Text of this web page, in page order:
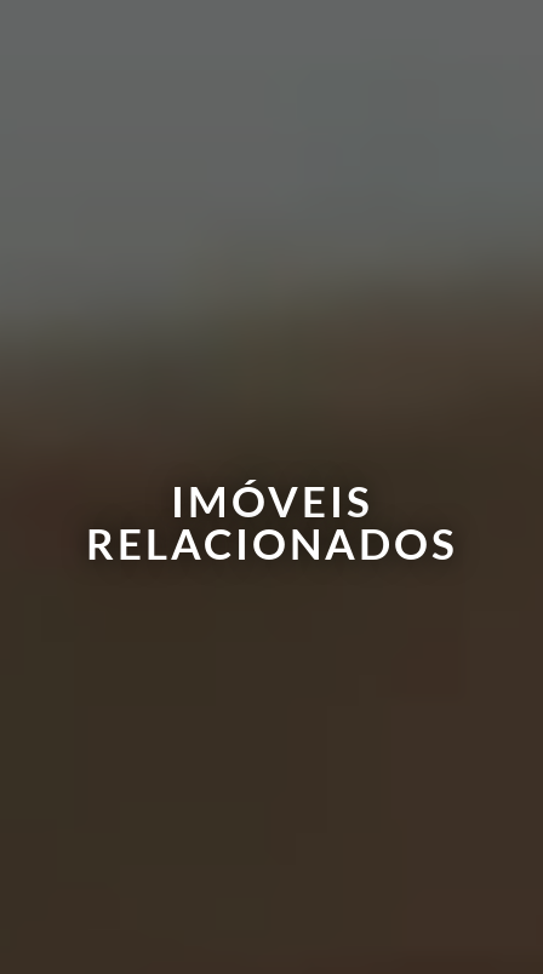
IMÓVEIS
RELACIONADOS